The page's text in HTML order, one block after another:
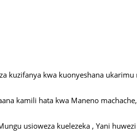
kuzifanya kwa kuonyeshana ukarimu
kamili hata kwa Maneno
usioweza kuelezeka , Yani huwezi